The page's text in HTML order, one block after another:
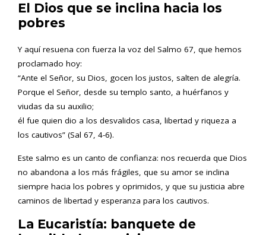
El Dios que se inclina hacia los
pobres
Y aquí resuena con fuerza la voz del Salmo 67, que hemos
proclamado hoy:
“Ante el Señor, su Dios, gocen los justos, salten de alegría.
Porque el Señor, desde su templo santo, a huérfanos y
viudas da su auxilio;
él fue quien dio a los desvalidos casa, libertad y riqueza a
los cautivos” (Sal 67, 4-6).
Este salmo es un canto de confianza: nos recuerda que Dios
no abandona a los más frágiles, que su amor se inclina
siempre hacia los pobres y oprimidos, y que su justicia abre
caminos de libertad y esperanza para los cautivos.
La Eucaristía: banquete de